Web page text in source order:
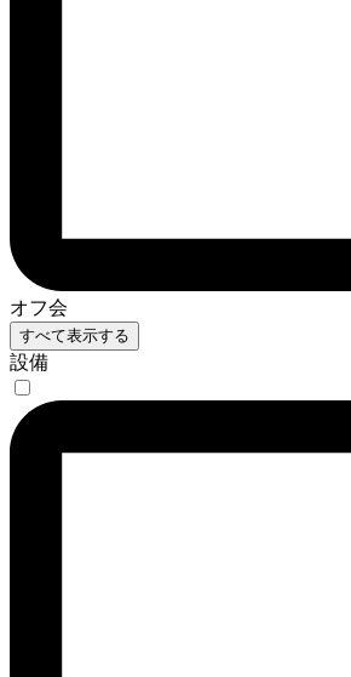
オフ会
すべて表示する
設備